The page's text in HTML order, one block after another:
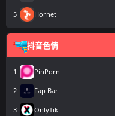
5 Hornet
抖音色情
1 PinPorn
2 Fap Bar
3 OnlyTik